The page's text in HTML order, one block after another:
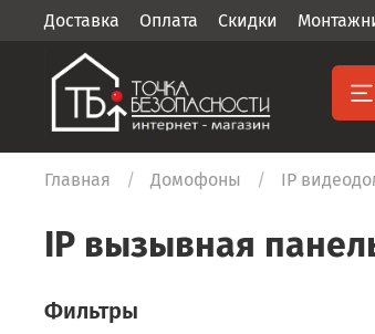
Доставка Оплата Скидки
Главная Домофоны IP
IP вызывная
Фильтры